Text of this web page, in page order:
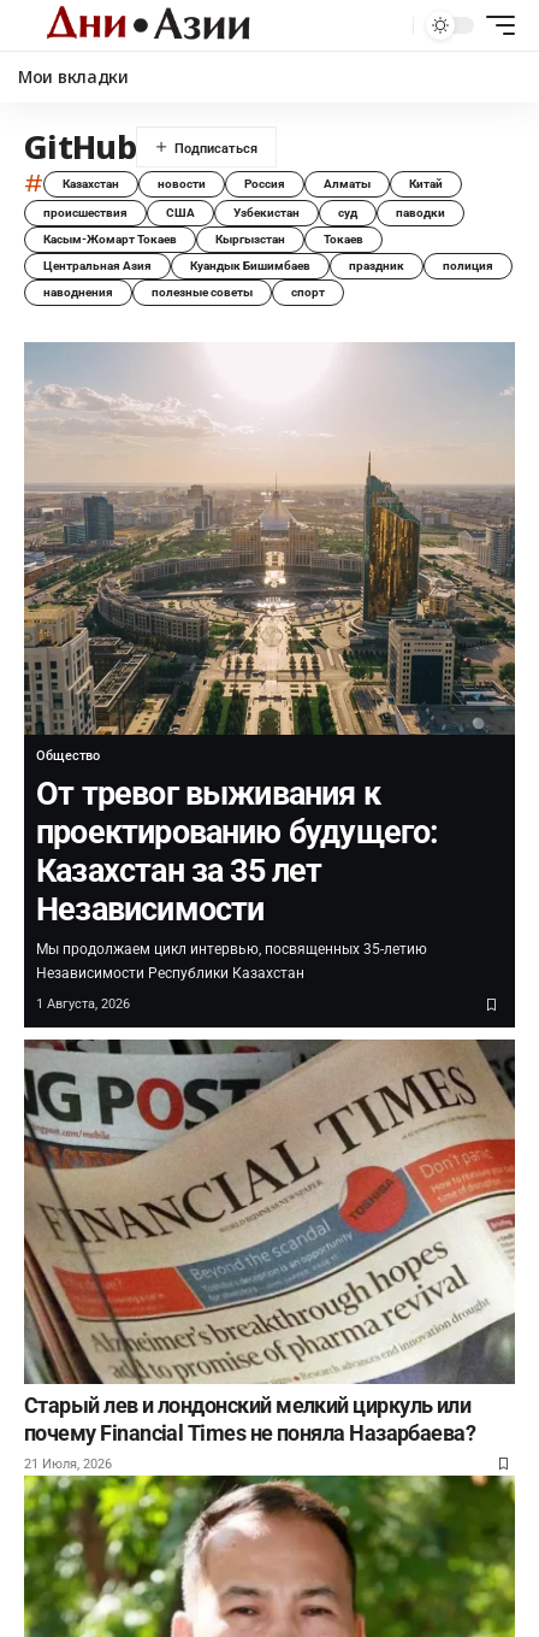
Мои вкладки
GitHub
# Казахстан новости Россия Алматы Китай
происшествия США Узбекистан суд
паводки
Касым-Жомарт Токаев
Кыргызстан
Токаев
Центральная Азия
Куандык Бишимбаев праздник
полиция
наводнения
полезные советы спорт
Общество
От тревог выживания к
проектированию будущего:
Казахстан за 35 лет
Независимости
Мы продолжаем цикл интервью, посвященных 35-летию
Независимости Республики Казахстан
1 Августа, 2026
Старый лев и лондонский мелкий циркуль или
почему Financial Times не поняла Назарбаева?
21 Июля, 2026